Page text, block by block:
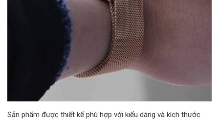
Sản phẩm được thiết kế phù hợp với kiểu dáng và kích thước